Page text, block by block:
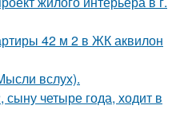
42 м 2 в ЖК аквилон
вслух).
четыре года, ходит в